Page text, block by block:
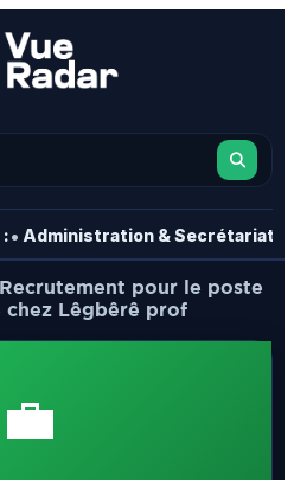
• Administration & Secrétariat
pour le poste
chez Lêgbêrê prof
💼